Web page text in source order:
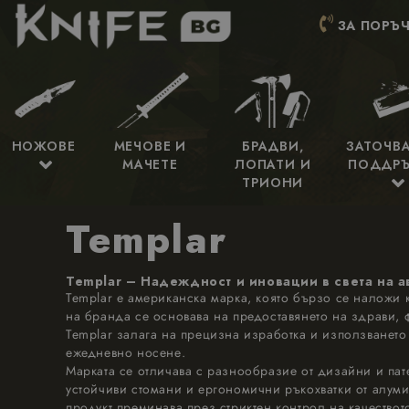
ЗА
НОЖОВЕ
МЕЧОВЕ И
МАЧЕТЕ
БРАДВИ,
ЛОПАТИ И
ТРИОНИ
Templar
Templar – Надеждност и иновации в света на
Templar е американска марка, която бързо се наложи
на бранда се основава на предоставянето на здрави,
Templar залага на прецизна изработка и
ежедневно носене.
Марката се отличава с разнообразие от дизайни и
устойчиви стомани и ергономични ръкохватки от